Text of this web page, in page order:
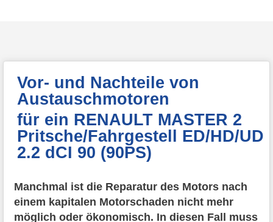
Vor- und Nachteile von
Austauschmotoren
für ein RENAULT MASTER 2
Pritsche/Fahrgestell ED/HD/UD
2.2 dCI 90 (90PS)
Manchmal ist die Reparatur des Motors nach
einem kapitalen Motorschaden nicht mehr
möglich oder ökonomisch. In diesen Fall muss